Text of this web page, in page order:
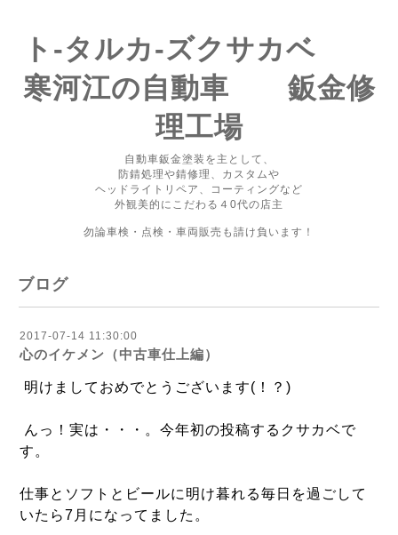
ト-タルカ-ズクサカベ
寒河江の自動車 鈑金修
理工場
自動車鈑金塗装を主として、
防錆処理や錆修理、カスタムや
ヘッドライトリペア、コーティングなど
外観美的にこだわる４0代の店主
勿論車検・点検・車両販売も請け負います！
ブログ
2017-07-14 11:30:00
心のイケメン（中古車仕上編）
明けましておめでとうございます(！？ )
んっ！実は・・・。今年初の投稿するクサカベで
す。
仕事とソフトとビールに明け暮れる毎日を過ごして
いたら7月になってました。